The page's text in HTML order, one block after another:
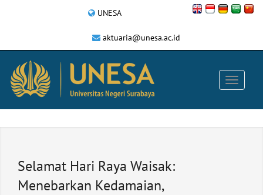
UNESA
aktuaria@unesa.ac.id
Selamat Hari Raya Waisak:
Menebarkan Kedamaian,